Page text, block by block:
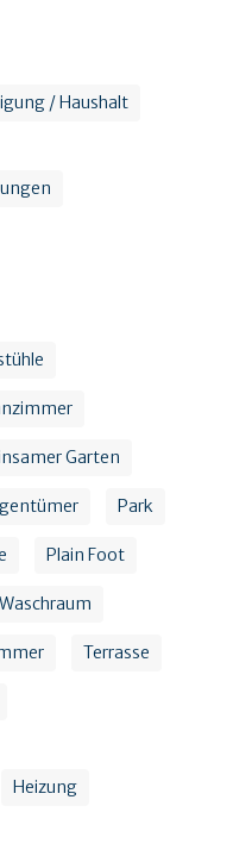
/ Haushalt
Garten
Park
Plain Foot
Terrasse
Heizung